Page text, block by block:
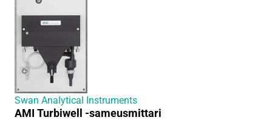
Swan Analytical Instruments
AMI Turbiwell -sameusmittari